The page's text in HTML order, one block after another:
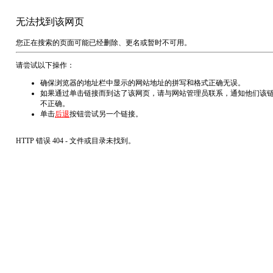
无法找到该网页
您正在搜索的页面可能已经删除、更名或暂时不可用。
请尝试以下操作：
确保浏览器的地址栏中显示的网站地址的拼写和格式正确无误。
如果通过单击链接而到达了该网页，请与网站管理员联系，通知他们该
不正确。
单击后退按钮尝试另一个链接。
HTTP 错误 404 - 文件或目录未找到。